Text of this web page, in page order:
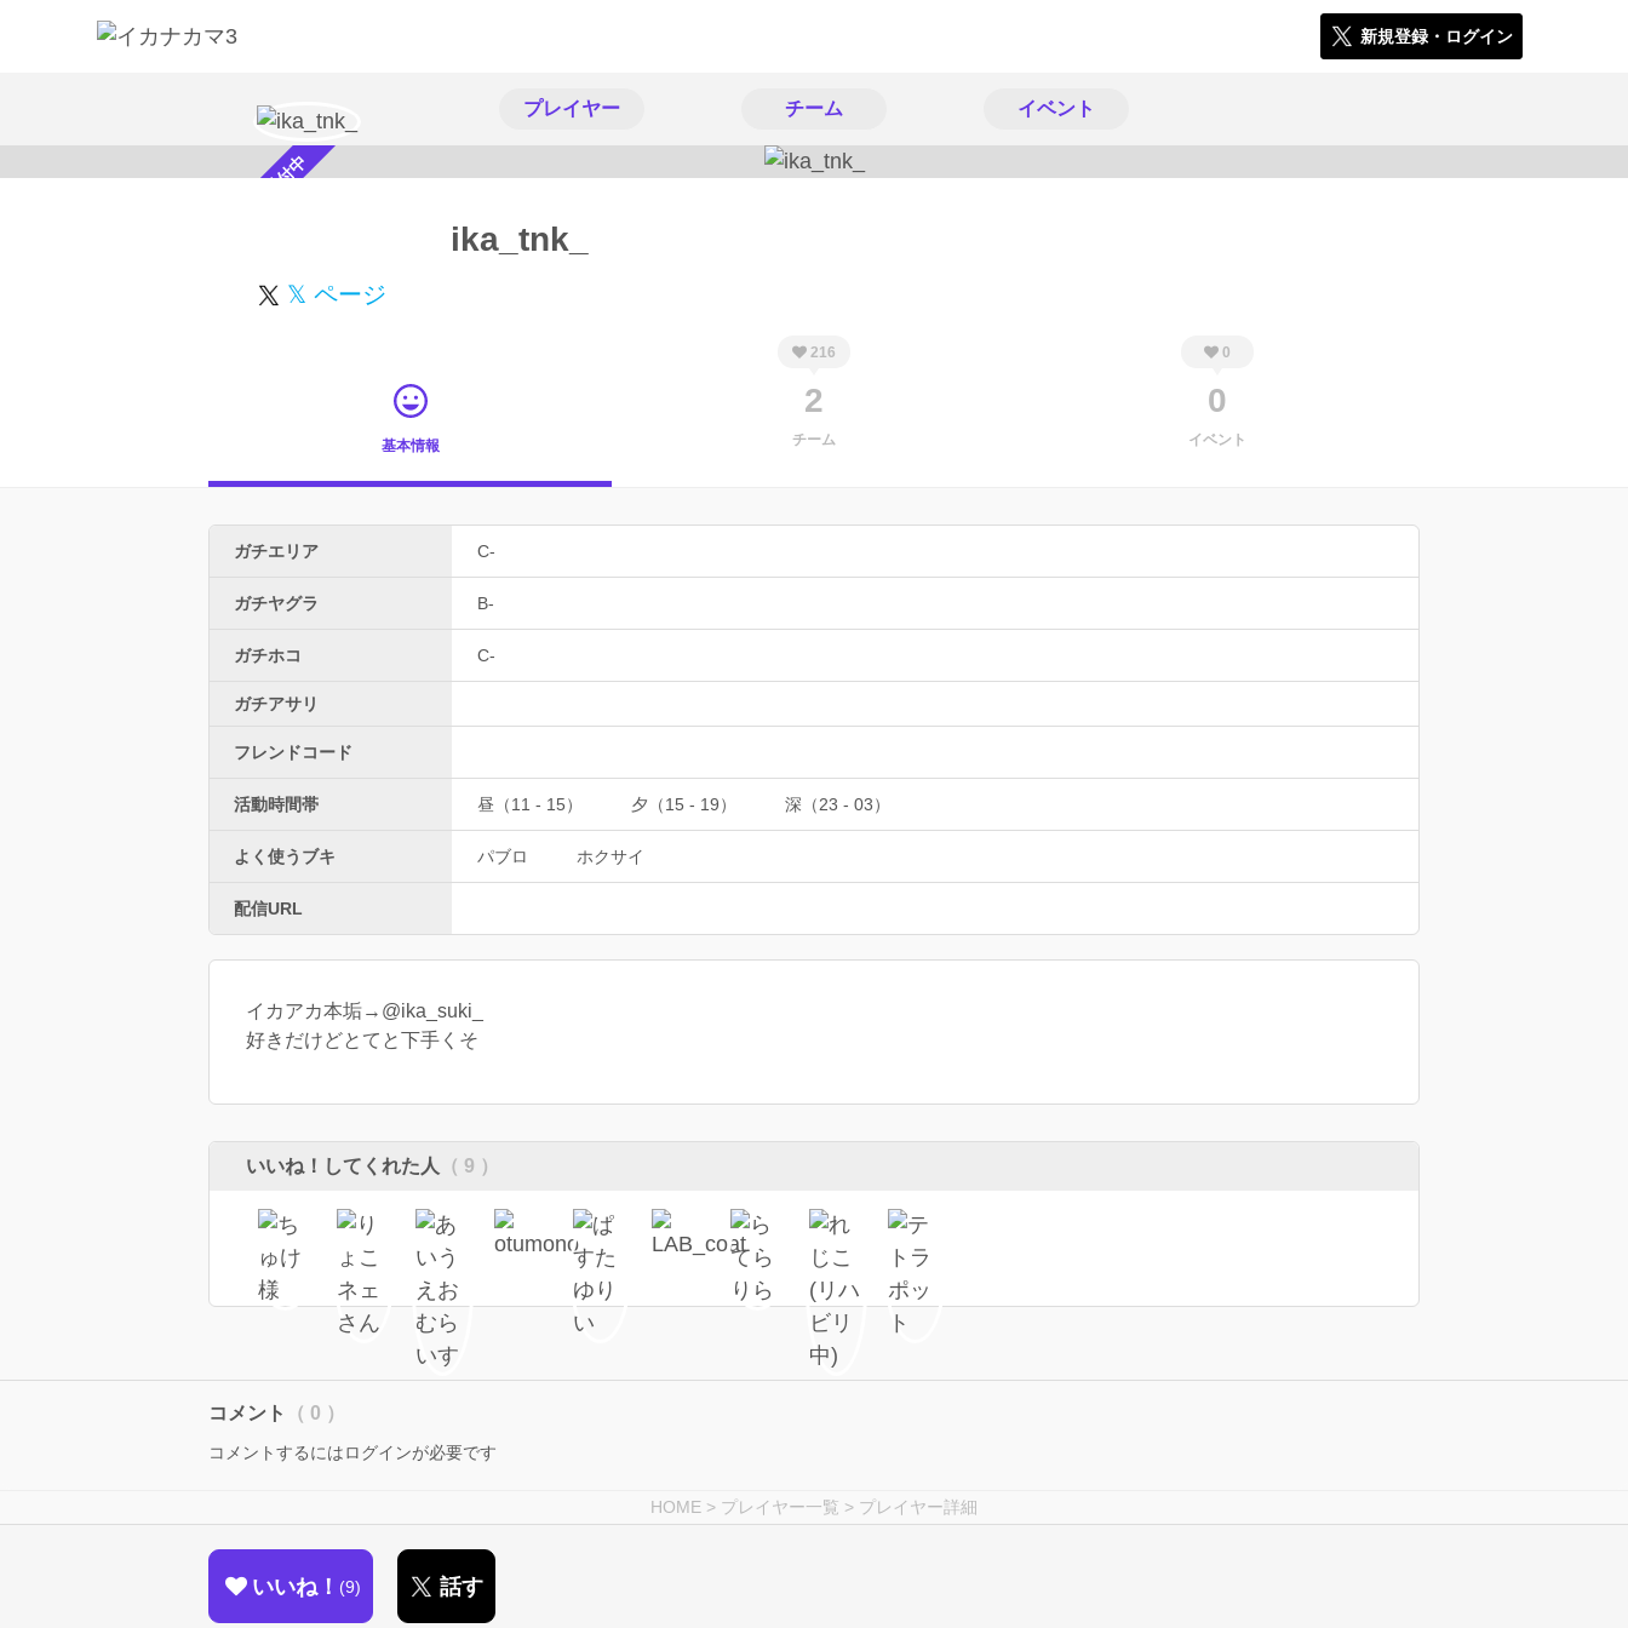
新規登録・ログイン
プレイヤー チーム イベント
スカウト受付中 ika_tnk_
𝕏 ページ
基本情報
216
2
チーム
0
0
イベント
ガチエリア C-
ガチヤグラ B-
ガチホコ C-
ガチアサリ
フレンドコード
活動時間帯 昼（11 - 15） 夕（15 - 19） 深（23 - 03）
よく使うブキ パブロ ホクサイ
配信URL
イカアカ本垢→@ika_suki_
好きだけどとてと下手くそ
いいね！してくれた人 （ 9 ）
コメント （ 0 ）
コメントするにはログインが必要です
HOME > プレイヤー一覧 > プレイヤー詳細
いいね！ 9 話す